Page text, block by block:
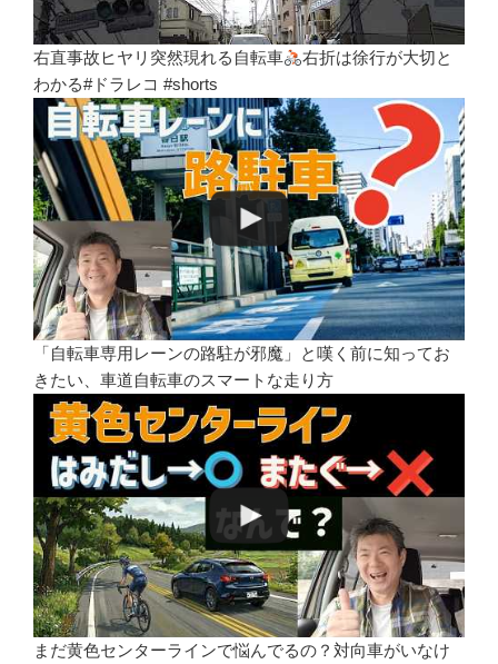
右直事故ヒヤリ突然現れる自転車
右折は徐行が大切と
わかる#ドラレコ #shorts
「自転車専用レーンの路駐が邪魔」と嘆く前に知ってお
きたい、車道自転車のスマートな走り方
まだ黄色センターラインで悩んでるの？対向車がいなけ